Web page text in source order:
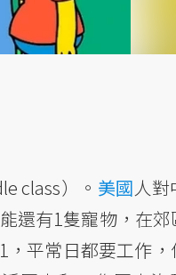
class）。 美國人對
還有1隻寵物，在郊
平常日都要工作，